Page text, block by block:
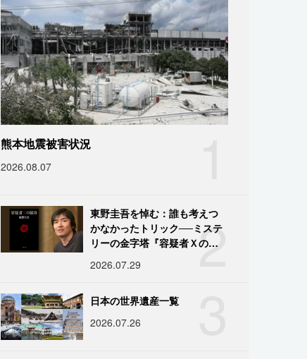
熊本地震被害状況
2026.08.07
2
東野圭吾を悼む：誰も考えつ
かなかったトリック──ミステ
リーの金字塔『容疑者Ｘの献
2026.07.29
日本の世界遺産一覧
2026.07.26